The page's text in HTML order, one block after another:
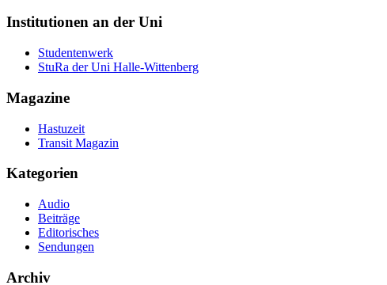
Institutionen an der Uni
Studentenwerk
StuRa der Uni Halle-Wittenberg
Magazine
Hastuzeit
Transit Magazin
Kategorien
Audio
Beiträge
Editorisches
Sendungen
Archiv